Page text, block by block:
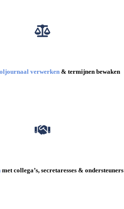
verwerken & termijnen bewaken
met collega’s, secretaresses & ondersteuners